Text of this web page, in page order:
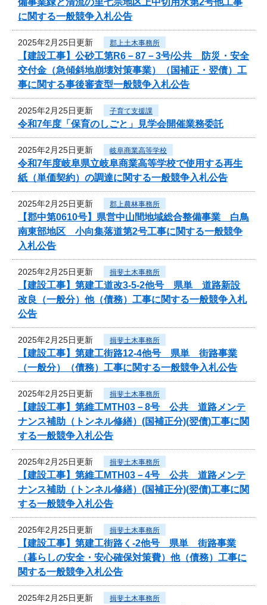
に関する一般競争入札公告
2025年2月25日更新 郡上土木事務所
【建設工事】公砂工第R6－87－3号/公共 防災・安全
交付金（急傾斜地崩壊対策事業）（国補正・翌債）工
事に関する事後審査型一般競争入札公告
2025年2月25日更新 子育て支援課
令和7年度「保育のしごと」見学会開催業務委託
2025年2月25日更新 岐阜商業高等学校
令和7年度岐阜県立岐阜商業高等学校で使用する再生
紙（単価契約）の調達に関する一般競争入札公告
2025年2月25日更新 郡上農林事務所
【郡中第0610号】県営中山間地域総合整備事業 白鳥
南東部地区 小向集落道第2号工事に関する一般競争
入札公告
2025年2月25日更新 揖斐土木事務所
【建設工事】第建工道改3-5-2他号 県単 道路新設
改良（一般分）他（債務）工事に関する一般競争入札
公告
2025年2月25日更新 揖斐土木事務所
【建設工事】第建工街路12-4他号 県単 街路事業
（一般分）（債務）工事に関する一般競争入札公告
2025年2月25日更新 揖斐土木事務所
【建設工事】第維工MTH03－8号 公共 道路メンテ
ナンス補助（トンネル修繕）(国補正分)(翌債)工事に関
する一般競争入札公告
2025年2月25日更新 揖斐土木事務所
【建設工事】第維工MTH03－4号 公共 道路メンテ
ナンス補助（トンネル修繕）(国補正分)(翌債)工事に関
する一般競争入札公告
2025年2月25日更新 揖斐土木事務所
【建設工事】第建工街路く-2他号 県単 街路事業
（暮らしの安全・安心確保対策費）他（債務）工事に
関する一般競争入札公告
2025年2月25日更新 揖斐土木事務所